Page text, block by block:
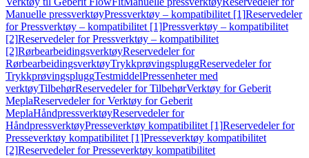
Manuelle pressverktøyPressverktøy – kompatibilitet [1]Reservedeler
for Pressverktøy – kompatibilitet [1]Pressverktøy – kompatibilitet
[2]Reservedeler for Pressverktøy – kompatibilitet
[2]RørbearbeidingsverktøyReservedeler for
RørbearbeidingsverktøyTrykkprøvingspluggReservedeler for
TrykkprøvingspluggTestmiddelPressenheter med
verktøyTilbehørReservedeler for TilbehørVerktøy for Geberit
MeplaReservedeler for Verktøy for Geberit
MeplaHåndpressverktøyReservedeler for
HåndpressverktøyPresseverktøy kompatibilitet [1]Reservedeler for
Presseverktøy kompatibilitet [1]Presseverktøy kompatibilitet
[2]Reservedeler for Presseverktøy kompatibilitet